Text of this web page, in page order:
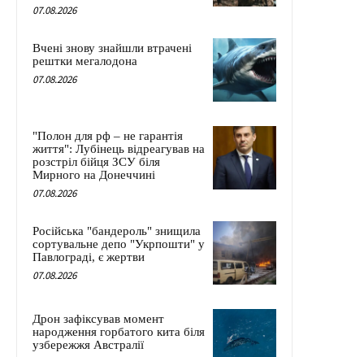
07.08.2026
Вчені знову знайшли втрачені
рештки мегалодона
07.08.2026
"Полон для рф – не гарантія
життя": Лубінець відреагував на
розстріл бійця ЗСУ біля
Мирного на Донеччині
07.08.2026
Російська "бандероль" знищила
сортувальне депо "Укрпошти" у
Павлограді, є жертви
07.08.2026
Дрон зафіксував момент
народження горбатого кита біля
узбережжя Австралії